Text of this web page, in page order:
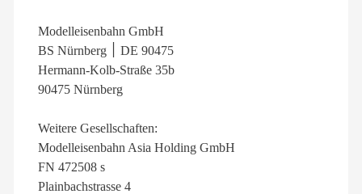
Modelleisenbahn GmbH
BS Nürnberg ׀ DE 90475
Hermann-Kolb-Straße 35b
90475 Nürnberg
Weitere Gesellschaften:
Modelleisenbahn Asia Holding GmbH
FN 472508 s
Plainbachstrasse 4